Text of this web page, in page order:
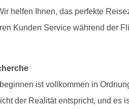
helfen Ihnen, das perfekte
Kunden Service während der
ist vollkommen in
der Realität entspricht, und es